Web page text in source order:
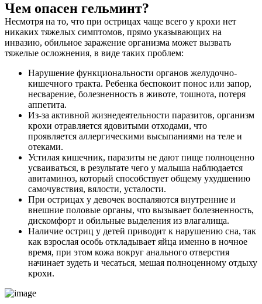
Чем опасен гельминт?
Несмотря на то, что при острицах чаще всего у крохи нет
никаких тяжелых симптомов, прямо указывающих на
инвазию, обильное заражение организма может вызвать
тяжелые осложнения, в виде таких проблем:
Нарушение функциональности органов желудочно-
кишечного тракта. Ребенка беспокоит понос или запор,
несварение, болезненность в животе, тошнота, потеря
аппетита.
Из-за активной жизнедеятельности паразитов, организм
крохи отравляется ядовитыми отходами, что
проявляется аллергическими высыпаниями на теле и
отеками.
Устилая кишечник, паразиты не дают пище полноценно
усваиваться, в результате чего у малыша наблюдается
авитаминоз, который способствует общему ухудшению
самочувствия, вялости, усталости.
При острицах у девочек воспаляются внутренние и
внешние половые органы, что вызывает болезненность,
дискомфорт и обильные выделения из влагалища.
Наличие остриц у детей приводит к нарушению сна, так
как взрослая особь откладывает яйца именно в ночное
время, при этом кожа вокруг анального отверстия
начинает зудеть и чесаться, мешая полноценному отдыху
крохи.